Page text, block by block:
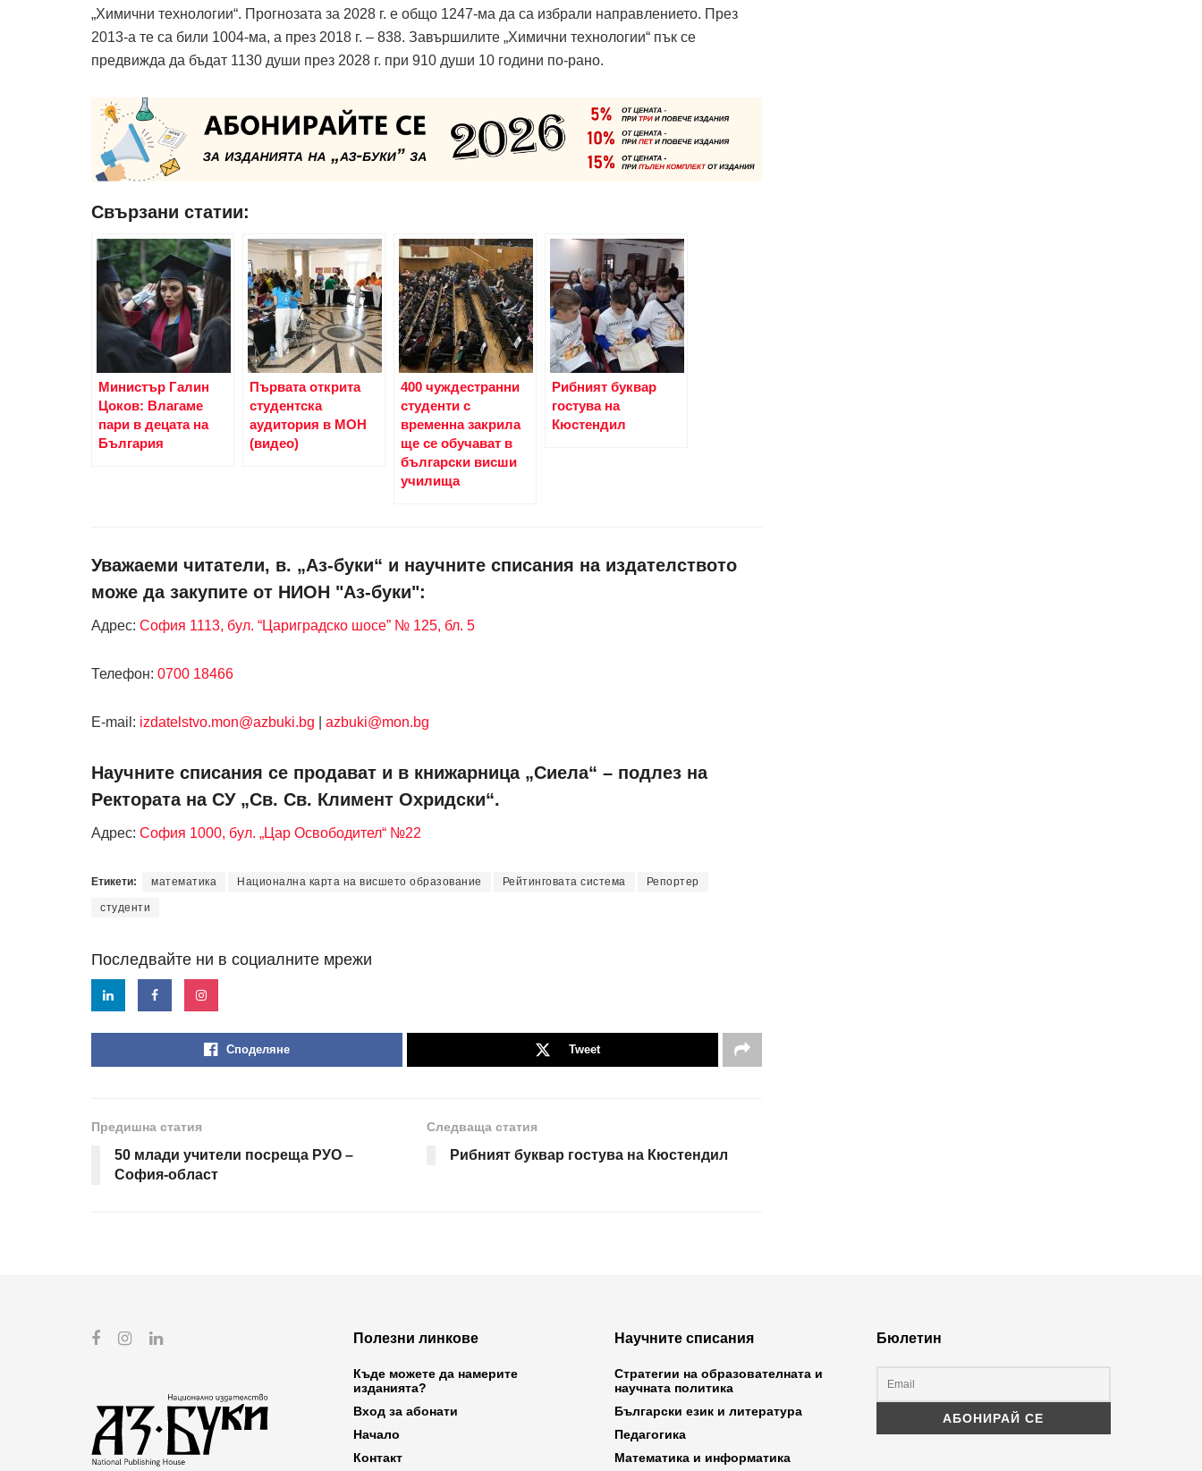
„Химични технологии“. Прогнозата за 2028 г. е общо 1247-ма да са избрали направлението. През
2013-а те са били 1004-ма, а през 2018 г. – 838. Завършилите „Химични технологии“ пък се
предвижда да бъдат 1130 души през 2028 г. при 910 души 10 години по-рано.
Свързани статии:
Министър Галин
Цоков: Влагаме
пари в децата на
България
Първата открита
студентска
аудитория в МОН
(видео)
400 чуждестранни
студенти с
временна закрила
ще се обучават в
български висши
училища
Рибният буквар
гостува на
Кюстендил
Уважаеми читатели, в. „Аз-буки“ и научните списания на издателството
може да закупите от НИОН "Аз-буки":
Адрес: София 1113, бул. “Цариградско шосе” № 125, бл. 5
Телефон: 0700 18466
Е-mail: izdatelstvo.mon@azbuki.bg azbuki@mon.bg
Научните списания се продават и в книжарница „Сиела“ – подлез на
Ректората на СУ „Св. Св. Климент Охридски“.
Адрес: София 1000, бул. „Цар Освободител“ №22
Етикети: математика Национална карта на висшето образование Рейтинговата система Репортер
студенти
Последвайте ни в социалните мрежи
Споделяне Tweet
Предишна статия
50 млади учители посреща РУО –
София-област
Следваща статия
Рибният буквар гостува на Кюстендил
Полезни линкове
Къде можете да намерите
изданията?
Вход за абонати
Начало
Контакт
Научните списания
Стратегии на образователната и
научната политика
Български език и литература
Педагогика
Математика и информатика
Бюлетин